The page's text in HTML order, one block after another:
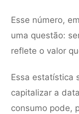
Esse número,
uma questão:
reflete o valor
Essa estatística
capitalizar a
consumo pode,